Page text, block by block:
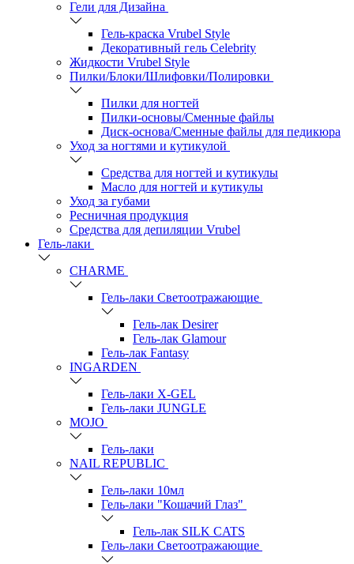
Гели для Дизайна
Гель-краска Vrubel Style
Декоративный гель Celebrity
Жидкости Vrubel Style
Пилки/Блоки/Шлифовки/Полировки
Пилки для ногтей
Пилки-основы/Сменные файлы
Диск-основа/Сменные файлы для педикюра
Уход за ногтями и кутикулой
Средства для ногтей и кутикулы
Масло для ногтей и кутикулы
Уход за губами
Ресничная продукция
Средства для депиляции Vrubel
Гель-лаки
СHARME
Гель-лаки Светоотражающие
Гель-лак Desirer
Гель-лак Glamour
Гель-лак Fantasy
INGARDEN
Гель-лаки Х-GEL
Гель-лаки JUNGLE
MOJO
Гель-лаки
NAIL REPUBLIC
Гель-лаки 10мл
Гель-лаки "Кошачий Глаз"
Гель-лак SILK CATS
Гель-лаки Светоотражающие